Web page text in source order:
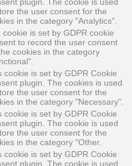
the user consent for the
in the category "Analytics".
cookie is set by GDPR cookie
to record the user consent
cookies in the category
cookie is set by GDPR Cookie
plugin. The cookies is used
the user consent for the
in the category "Necessary".
cookie is set by GDPR Cookie
plugin. The cookie is used
the user consent for the
in the category "Other.
cookie is set by GDPR Cookie
plugin. The cookie is used